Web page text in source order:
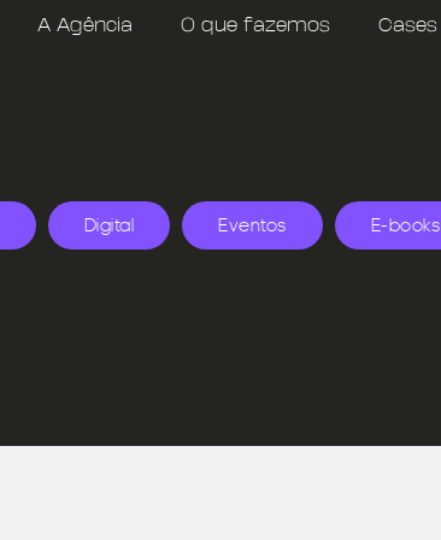
A Agência O que fazemos Cases
Digital Eventos E-books